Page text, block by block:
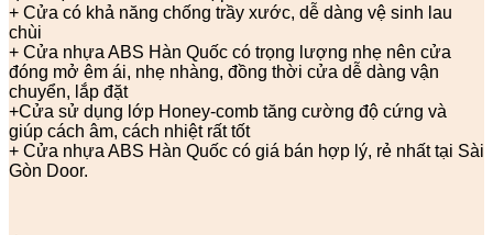
+ Cửa có khả năng chống trầy xước, dễ dàng vệ sinh lau
chùi
+ Cửa nhựa ABS Hàn Quốc có trọng lượng nhẹ nên cửa
đóng mở êm ái, nhẹ nhàng, đồng thời cửa dễ dàng vận
chuyển, lắp đặt
+Cửa sử dụng lớp Honey-comb tăng cường độ cứng và
giúp cách âm, cách nhiệt rất tốt
+ Cửa nhựa ABS Hàn Quốc có giá bán hợp lý, rẻ nhất tại Sài
Gòn Door.